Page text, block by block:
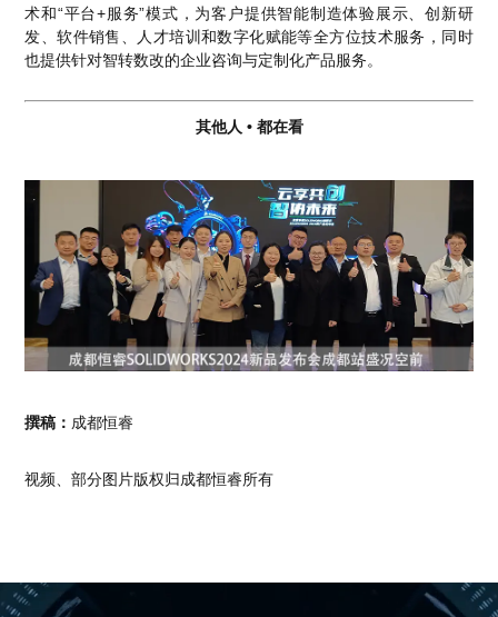
术和“平台+服务”模式，为客户提供智能制造体验展示、创新研
发、软件销售、人才培训和数字化赋能等全方位技术服务，同时
也提供针对智转数改的企业咨询与定制化产品服务。
其他人 • 都在看
撰稿： 成都恒睿
视频、部分图片版权归成都恒睿所有